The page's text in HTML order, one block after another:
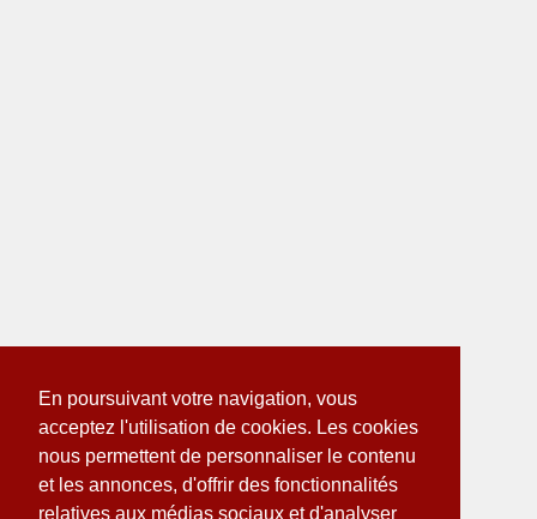
En poursuivant votre navigation, vous
acceptez l'utilisation de cookies. Les cookies
nous permettent de personnaliser le contenu
et les annonces, d'offrir des fonctionnalités
relatives aux médias sociaux et d'analyser